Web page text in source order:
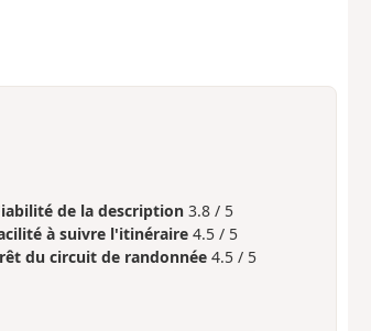
de la description 3.8 / 5
à suivre l'itinéraire 4.5 / 5
du circuit de randonnée 4.5 / 5